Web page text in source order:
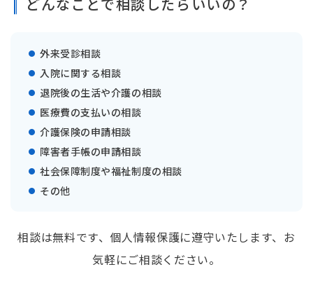
どんなことで相談したらいいの？
外来受診相談
入院に関する相談
退院後の生活や介護の相談
医療費の支払いの相談
介護保険の申請相談
障害者手帳の申請相談
社会保障制度や福祉制度の相談
その他
相談は無料です、個人情報保護に遵守いたします、お
気軽にご相談ください。